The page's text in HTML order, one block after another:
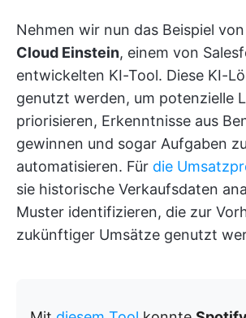
Nehmen wir nun das Beispiel von
Cloud Einstein, einem von
entwickelten KI-Tool. Diese KI-
genutzt werden, um potenzielle
priorisieren, Erkenntnisse aus
gewinnen und sogar Aufgaben zu
automatisieren. Für die
sie historische Verkaufsdaten
Muster identifizieren, die zur
zukünftiger Umsätze genutzt